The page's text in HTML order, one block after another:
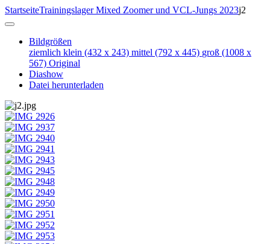
StartseiteTrainingslager Mixed Zoomer und VCL-Jungs 2023j2
Bildgrößen
ziemlich klein (432 x 243) mittel (792 x 445) groß (1008 x
567) Original
Diashow
Datei herunterladen